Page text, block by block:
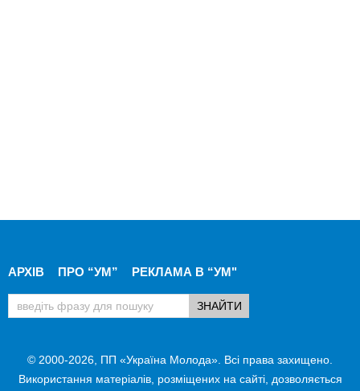
АРХІВ ПРО “УМ” РЕКЛАМА В “УМ"
© 2000-2026, ПП «Україна Молода». Всі права захищено.
Використання матеріалів, розміщених на сайті, дозволяється